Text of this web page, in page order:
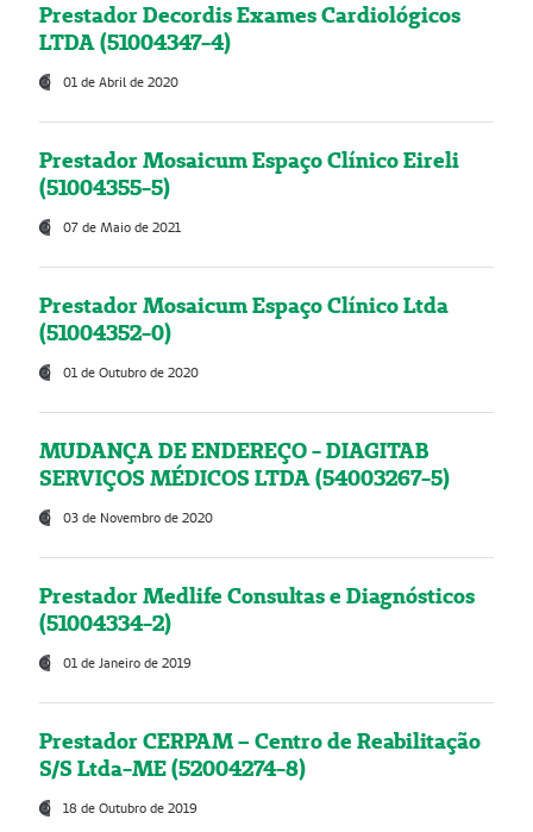
Prestador Decordis Exames Cardiológicos
LTDA (51004347-4)
01 de Abril de 2020
Prestador Mosaicum Espaço Clínico Eireli
(51004355-5)
07 de Maio de 2021
Prestador Mosaicum Espaço Clínico Ltda
(51004352-0)
01 de Outubro de 2020
MUDANÇA DE ENDEREÇO - DIAGITAB
SERVIÇOS MÉDICOS LTDA (54003267-5)
03 de Novembro de 2020
Prestador Medlife Consultas e Diagnósticos
(51004334-2)
01 de Janeiro de 2019
Prestador CERPAM – Centro de Reabilitação
S/S Ltda-ME (52004274-8)
18 de Outubro de 2019